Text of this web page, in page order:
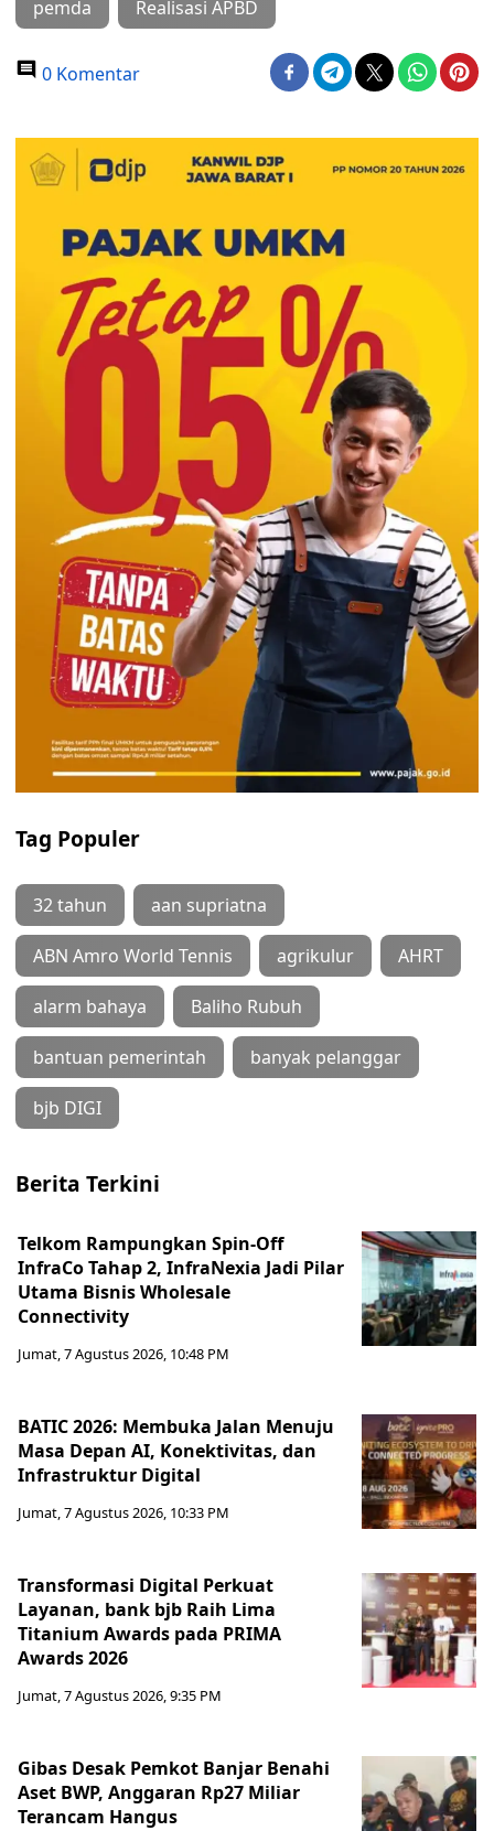
pemda Realisasi APBD
0 Komentar
Tag Populer
32 tahun aan supriatna
ABN Amro World Tennis agrikulur AHRT
alarm bahaya Baliho Rubuh
bantuan pemerintah banyak pelanggar
bjb DIGI
Berita Terkini
Telkom Rampungkan Spin-Off
InfraCo Tahap 2, InfraNexia Jadi Pilar
Utama Bisnis Wholesale
Connectivity
Jumat, 7 Agustus 2026, 10:48 PM
BATIC 2026: Membuka Jalan Menuju
Masa Depan AI, Konektivitas, dan
Infrastruktur Digital
Jumat, 7 Agustus 2026, 10:33 PM
Transformasi Digital Perkuat
Layanan, bank bjb Raih Lima
Titanium Awards pada PRIMA
Awards 2026
Jumat, 7 Agustus 2026, 9:35 PM
Gibas Desak Pemkot Banjar Benahi
Aset BWP, Anggaran Rp27 Miliar
Terancam Hangus